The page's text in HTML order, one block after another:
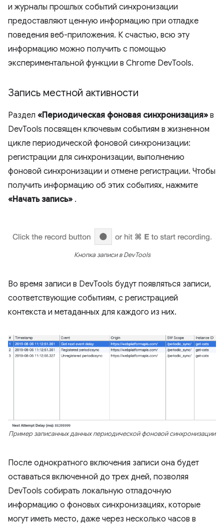
и журналы прошлых событий синхронизации
предоставляют ценную информацию при отладке
поведения веб-приложения. К счастью, всю эту
информацию можно получить с помощью
экспериментальной функции в Chrome DevTools.
Запись местной активности
Раздел «Периодическая фоновая синхронизация» в
DevTools посвящен ключевым событиям в жизненном
цикле периодической фоновой синхронизации:
регистрации для синхронизации, выполнению
фоновой синхронизации и отмене регистрации. Чтобы
получить информацию об этих событиях, нажмите
«Начать запись» .
Кнопка записи в DevTools
Во время записи в DevTools будут появляться записи,
соответствующие событиям, с регистрацией
контекста и метаданных для каждого из них.
Пример записанных данных периодической фоновой синхронизации
После однократного включения записи она будет
оставаться включенной до трех дней, позволяя
DevTools собирать локальную отладочную
информацию о фоновых синхронизациях, которые
могут иметь место, даже через несколько часов в